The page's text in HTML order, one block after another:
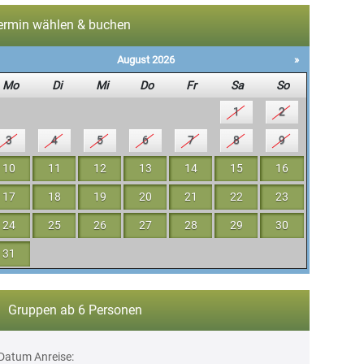
wählen & buchen
August 2026 »
Mo Di Mi Do Fr Sa
So
1
2
3 4 5 6 7 8 9
10 11 12 13 14 15 16
17 18 19 20 21 22 23
24 25 26 27 28 29 30
31
Gruppen ab 6 Personen
Anreise: